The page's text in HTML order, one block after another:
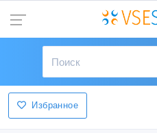
Избранное